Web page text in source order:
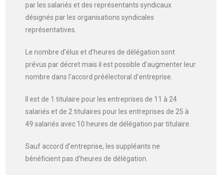
par les salariés et des représentants syndicaux
désignés par les organisations syndicales
représentatives.
Le nombre d’élus et d’heures de délégation sont
prévus par décret mais il est possible d’augmenter leur
nombre dans l’accord préélectoral d’entreprise.
Il est de 1 titulaire pour les entreprises de 11 à 24
salariés et de 2 titulaires pour les entreprises de 25 à
49 salariés avec 10 heures de délégation par titulaire.
Sauf accord d’entreprise, les suppléants ne
bénéficient pas d’heures de délégation.